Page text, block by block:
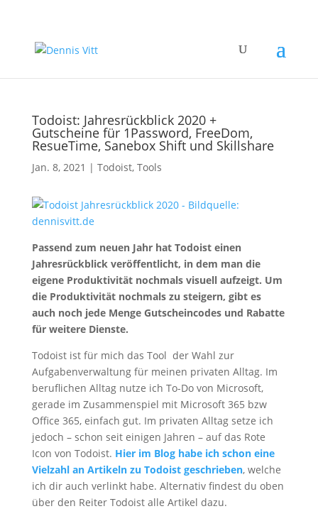
Todoist: Jahresrückblick 2020 +
Gutscheine für 1Password, FreeDom,
ResueTime, Sanebox Shift und Skillshare
Jan. 8, 2021 | Todoist, Tools
Passend zum neuen Jahr hat Todoist einen
Jahresrückblick veröffentlicht, in dem man die
eigene Produktivität nochmals visuell aufzeigt. Um
die Produktivität nochmals zu steigern, gibt es
auch noch jede Menge Gutscheincodes und Rabatte
für weitere Dienste.
Todoist ist für mich das Tool der Wahl zur
Aufgabenverwaltung für meinen privaten Alltag. Im
beruflichen Alltag nutze ich To-Do von Microsoft,
gerade im Zusammenspiel mit Microsoft 365 bzw
Office 365, einfach gut. Im privaten Alltag setze ich
jedoch – schon seit einigen Jahren – auf das Rote
Icon von Todoist. Hier im Blog habe ich schon eine
Vielzahl an Artikeln zu Todoist geschrieben, welche
ich dir auch verlinkt habe. Alternativ findest du oben
über den Reiter Todoist alle Artikel dazu.